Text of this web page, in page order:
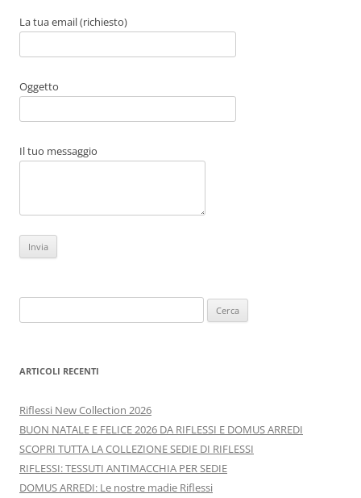
La tua email (richiesto)
Oggetto
Il tuo messaggio
per:
ARTICOLI RECENTI
Riflessi New Collection 2026
BUON NATALE E FELICE 2026 DA RIFLESSI E DOMUS ARREDI
SCOPRI TUTTA LA COLLEZIONE SEDIE DI RIFLESSI
RIFLESSI: TESSUTI ANTIMACCHIA PER SEDIE
DOMUS ARREDI: Le nostre madie Riflessi